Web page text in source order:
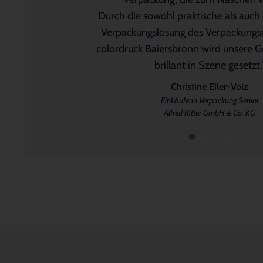
Durch die sowohl praktische als
Verpackungslösung des
colordruck Baiersbronn wird unsere
brillant in Szene
Christine Eiler-Volz
Einkäuferin Verpackung Senior
Alfred Ritter GmbH & Co. KG
dem ausgezeichneten Service sehr
Heiko Weiß
Geschäftsführer
Selbst Kleinstauflagen können flexibel
Achim Stephan
Gründer und Geschäftsführer
wellnuss Premium Snacks GmbH
Gestaltungsmöglichkeiten unserer
kleinsten Stückzahlen gesucht.
Baiersbronn haben wir den
gefunden.“
Reto Schmid
Inhaber und Geschäftsführer
La Conditoria SEDRUN-